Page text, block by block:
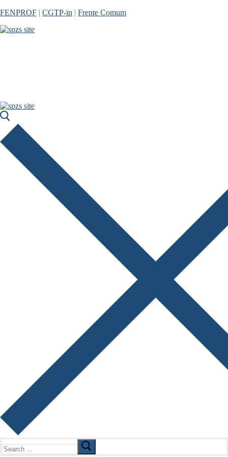
Skip
content
Menu
Close
FENPROF | CGTP-in | Frente Comum
for: